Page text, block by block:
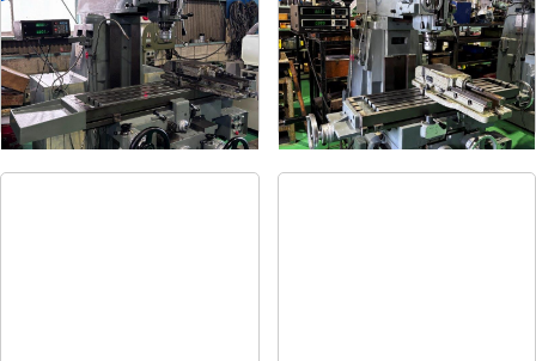
メーカー 静岡
形 式 VHR-SD
年 式-
メーカー 静岡
形 式 ST-BC
年 式-